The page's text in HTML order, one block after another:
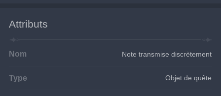
Attributs
Nom Note transmise discrètement
Type Objet de quête